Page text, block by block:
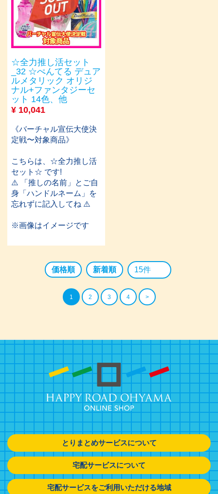
☆全力推し活セット
_32 ☆ぺんてる デュア
ルメタリック オリジ
ナル+ファンタジーセ
ット 14色、他
¥ 10,041
《バーチャル宣伝大使決
定戦〜対象商品》
こちらは、☆全力推し活
セット☆ です!
⚠️ 「推しの名前」とご自
身「ハンドルネーム」を
忘れずに記入してね ⚠️
※画像はイメージです
価格順 新着順
1 2 3 4 >
とりまとめサービスについて
宅配サービスについて
宅配サービスをご利用いただける地域